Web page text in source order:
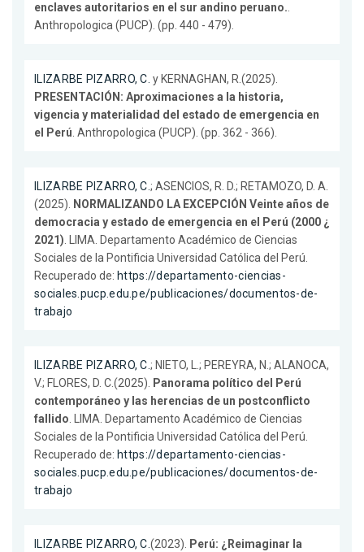
enclaves autoritarios en el sur andino peruano..
Anthropologica (PUCP). (pp. 440 - 479).
ILIZARBE PIZARRO, C. y KERNAGHAN, R.(2025).
PRESENTACIÓN: Aproximaciones a la historia,
vigencia y materialidad del estado de emergencia en
el Perú. Anthropologica (PUCP). (pp. 362 - 366).
ILIZARBE PIZARRO, C.; ASENCIOS, R. D.; RETAMOZO, D. A.
(2025). NORMALIZANDO LA EXCEPCIÓN Veinte años de
democracia y estado de emergencia en el Perú (2000 ¿
2021). LIMA. Departamento Académico de Ciencias
Sociales de la Pontificia Universidad Católica del Perú.
Recuperado de: https://departamento-ciencias-
sociales.pucp.edu.pe/publicaciones/documentos-de-
trabajo
ILIZARBE PIZARRO, C.; NIETO, L.; PEREYRA, N.; ALANOCA,
V.; FLORES, D. C.(2025). Panorama político del Perú
contemporáneo y las herencias de un postconflicto
fallido. LIMA. Departamento Académico de Ciencias
Sociales de la Pontificia Universidad Católica del Perú.
Recuperado de: https://departamento-ciencias-
sociales.pucp.edu.pe/publicaciones/documentos-de-
trabajo
ILIZARBE PIZARRO, C.(2023). Perú: ¿Reimaginar la